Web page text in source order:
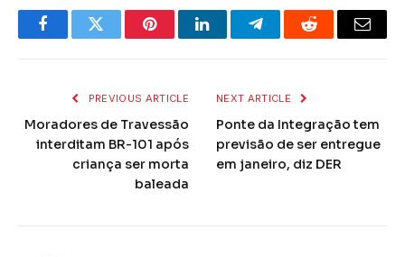
FacebookTwitter PinterestLinkedInTelegramReddit Email
PREVIOUS ARTICLE
Moradores de Travessão
interditam BR-101 após
criança ser morta
baleada
NEXT ARTICLE
Ponte da Integração tem
previsão de ser entregue
em janeiro, diz DER